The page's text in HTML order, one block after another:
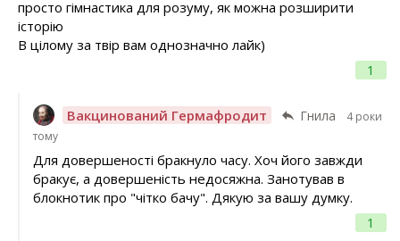
1
просто гімнастика для розуму, як можна розширити
історію
В цілому за твір вам однозначно лайк)
Вакцинований Гермафродит Гнила
4 роки
тому
1
Для довершеності бракнуло часу. Хоч його завжди
бракує, а довершеність недосяжна. Занотував в
блокнотик про "чітко бачу". Дякую за вашу думку.